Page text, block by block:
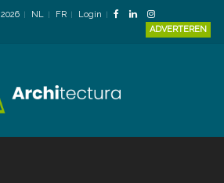
NL FR
Login
ADVERTEREN